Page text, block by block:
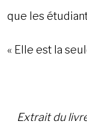
que les
« Elle est la
Extrait du